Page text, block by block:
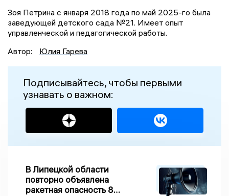
Зоя Петрина с января 2018 года по май 2025-го была
заведующей детского сада №21. Имеет опыт
управленческой и педагогической работы.
Автор:
Юлия Гарева
Подписывайтесь, чтобы первыми
узнавать о важном:
В Липецкой области
повторно объявлена
ракетная опасность 8